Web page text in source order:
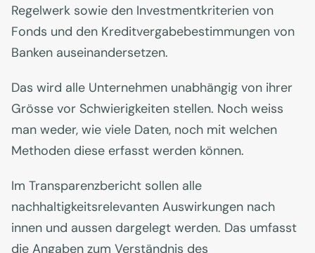
Regelwerk sowie den Investmentkriterien von
Fonds und den Kreditvergabebestimmungen von
Banken auseinandersetzen.
Das wird alle Unternehmen unabhängig von ihrer
Grösse vor Schwierigkeiten stellen. Noch weiss
man weder, wie viele Daten, noch mit welchen
Methoden diese erfasst werden können.
Im Transparenzbericht sollen alle
nachhaltigkeitsrelevanten Auswirkungen nach
innen und aussen dargelegt werden. Das umfasst
die Angaben zum Verständnis des